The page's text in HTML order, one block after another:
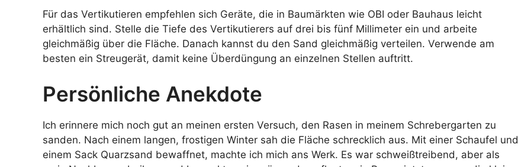
Für das Vertikutieren empfehlen sich Geräte, die in Baumärkten wie OBI oder Bauhaus leicht
erhältlich sind. Stelle die Tiefe des Vertikutierers auf drei bis fünf Millimeter ein und arbeite
gleichmäßig über die Fläche. Danach kannst du den Sand gleichmäßig verteilen. Verwende am
besten ein Streugerät, damit keine Überdüngung an einzelnen Stellen auftritt.
Persönliche Anekdote
Ich erinnere mich noch gut an meinen ersten Versuch, den Rasen in meinem Schrebergarten zu
sanden. Nach einem langen, frostigen Winter sah die Fläche schrecklich aus. Mit einer Schaufel und
einem Sack Quarzsand bewaffnet, machte ich mich ans Werk. Es war schweißtreibend, aber als